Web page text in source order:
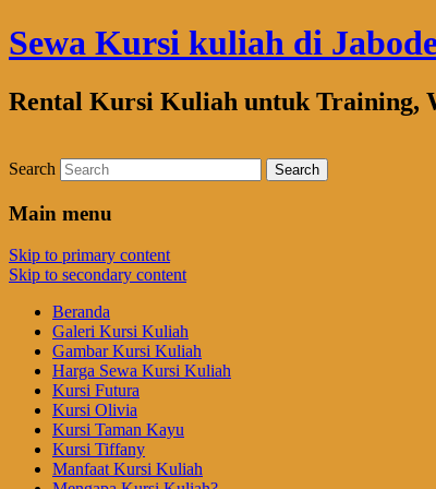
Sewa Kursi kuliah di
Rental Kursi Kuliah untuk Training,
Search
Main menu
Skip to primary content
Skip to secondary content
Beranda
Galeri Kursi Kuliah
Gambar Kursi Kuliah
Harga Sewa Kursi Kuliah
Kursi Futura
Kursi Olivia
Kursi Taman Kayu
Kursi Tiffany
Manfaat Kursi Kuliah